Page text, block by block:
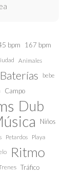
bpm 167 bpm
Animales
Baterías bebe
Campo
Dub
Niños
Petardos Playa
Ritmo
Tráfico